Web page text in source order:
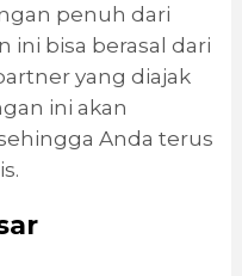
penuh dari
ini bisa berasal dari
yang diajak
ini akan
Anda terus